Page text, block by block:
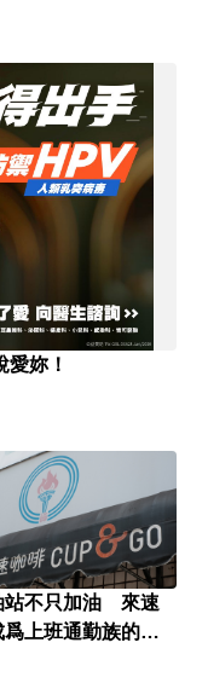
妳！
站不只加油 來速
爲上班通勤族的新